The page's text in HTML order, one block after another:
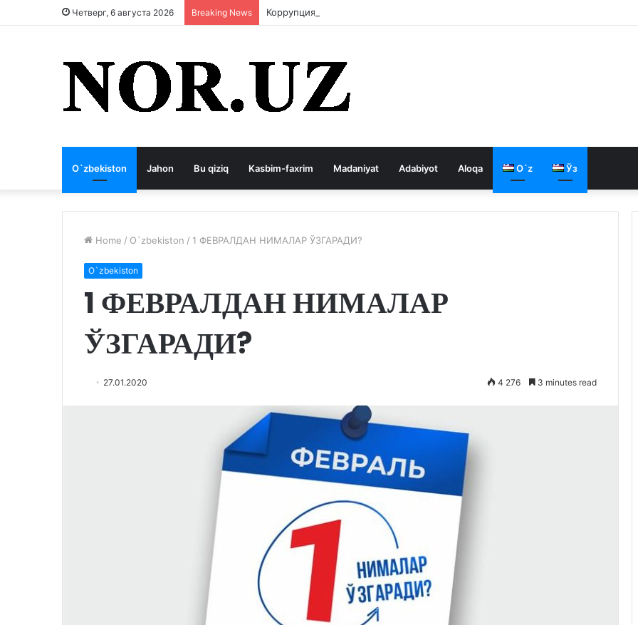
Четверг, 6 августа 2026 Breaking News Коррупция давлатни кемиради
O`zbekiston Jahon Bu qiziq Kasbim-faxrim Madaniyat Adabiyot Aloqa O`z Ўз
Home / O`zbekiston / 1 ФЕВРАЛДАН НИМАЛАР ЎЗГАРАДИ?
O`zbekiston
1 ФЕВРАЛДАН НИМАЛАР
ЎЗГАРАДИ?
27.01.2020 4 276 3 minutes read